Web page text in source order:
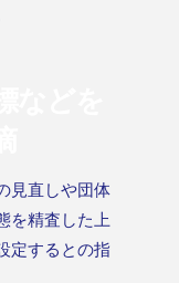
見直しや団体
を精査した上
定するとの指